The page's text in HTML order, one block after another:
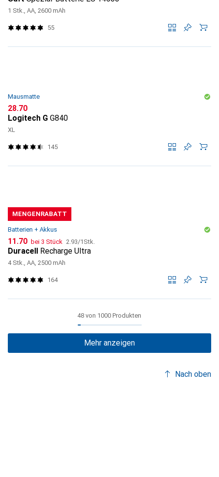
1 Stk., AA, 2600 mAh
55
Mausmatte
CHF
28.70
Logitech G G840
XL
145
MENGENRABATT
Batterien + Akkus
CHF
11.70 bei 3 Stück CHF
2.93/1Stk.
Duracell Recharge Ultra
4 Stk., AA, 2500 mAh
164
48 von 1000 Produkten
Mehr anzeigen
Nach oben